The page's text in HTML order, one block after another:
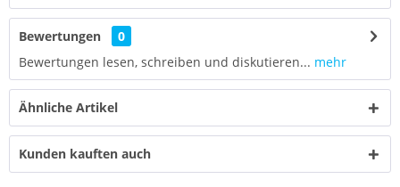
Bewertungen
0
Bewertungen lesen, schreiben und diskutieren... mehr
Ähnliche Artikel
Kunden kauften auch